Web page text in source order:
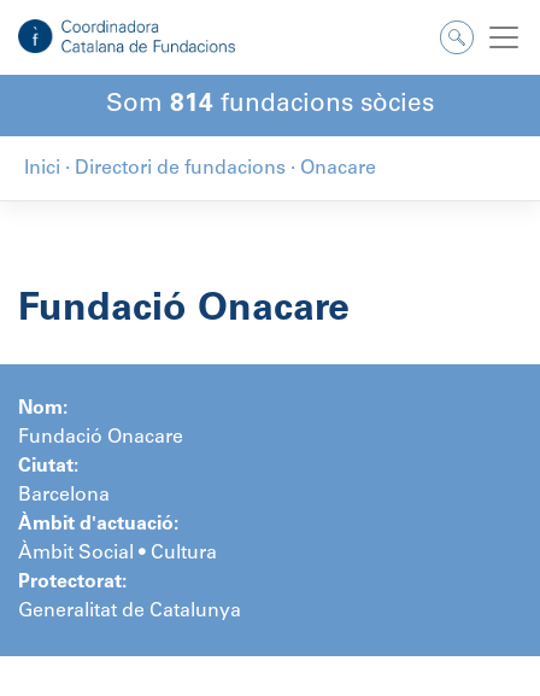
contingut
Som 814 fundacions sòcies
Inici · Directori de fundacions · Onacare
Fundació Onacare
Nom:
Fundació Onacare
Ciutat:
Barcelona
Àmbit d'actuació:
Àmbit Social • Cultura
Protectorat:
Generalitat de Catalunya